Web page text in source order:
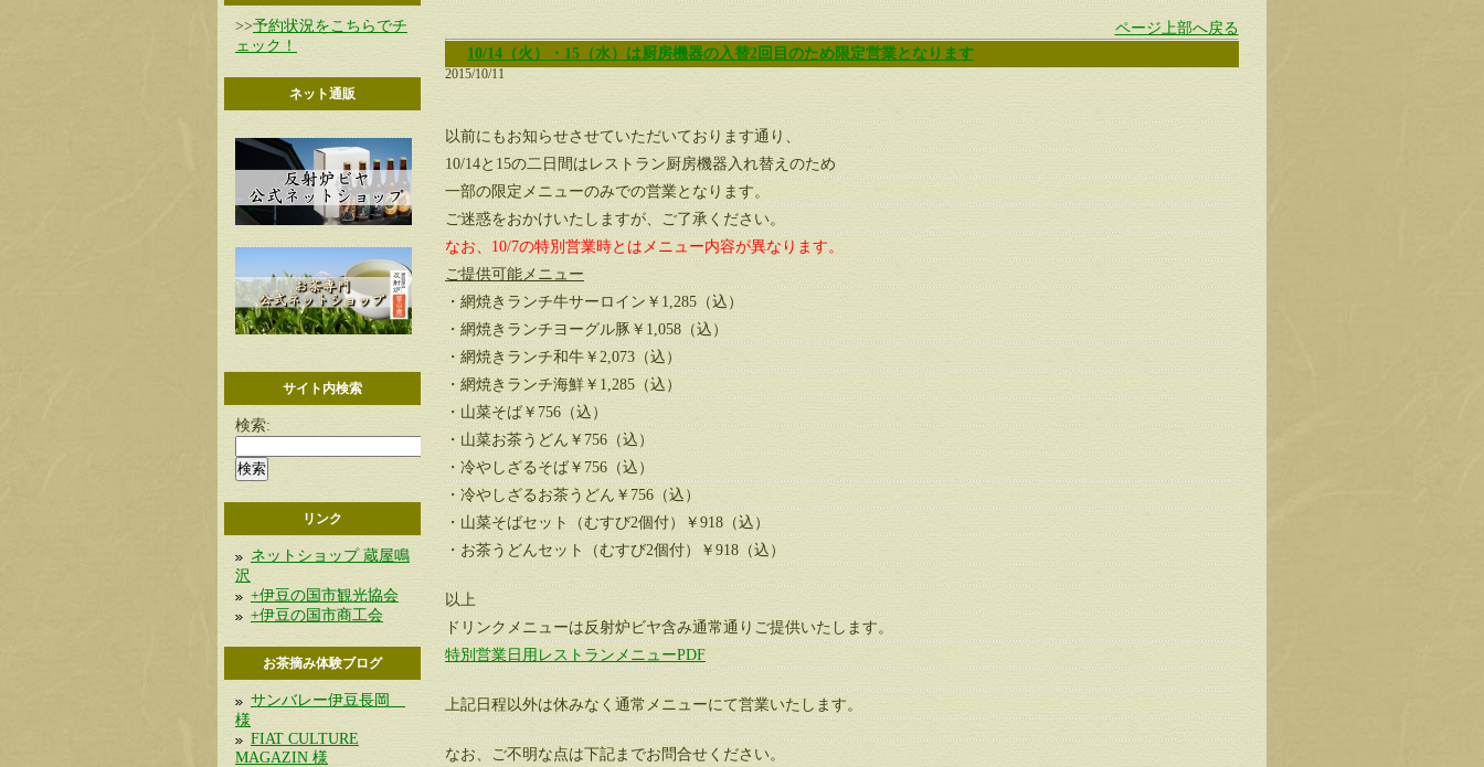
>>予約状況をこちらでチ
ェック！
ネット通販
サイト内検索
検索:
リンク
ネットショップ 蔵屋鳴
沢
+伊豆の国市観光協会
+伊豆の国市商工会
お茶摘み体験ブログ
サンバレー伊豆長岡
様
FIAT CULTURE
MAGAZIN 様
ページ上部へ戻る
10/14（火）・15（水）は厨房機器の入替2回目のため限定営業となります
2015/10/11
以前にもお知らせさせていただいております通り、
10/14と15の二日間はレストラン厨房機器入れ替えのため
一部の限定メニューのみでの営業となります。
ご迷惑をおかけいたしますが、ご了承ください。
なお、10/7の特別営業時とはメニュー内容が異なります。
ご提供可能メニュー
・網焼きランチ牛サーロイン￥1,285（込）
・網焼きランチヨーグル豚￥1,058（込）
・網焼きランチ和牛￥2,073（込）
・網焼きランチ海鮮￥1,285（込）
・山菜そば￥756（込）
・山菜お茶うどん￥756（込）
・冷やしざるそば￥756（込）
・冷やしざるお茶うどん￥756（込）
・山菜そばセット（むすび2個付）￥918（込）
・お茶うどんセット（むすび2個付）￥918（込）
以上
ドリンクメニューは反射炉ビヤ含み通常通りご提供いたします。
特別営業日用レストランメニューPDF
上記日程以外は休みなく通常メニューにて営業いたします。
なお、ご不明な点は下記までお問合せください。